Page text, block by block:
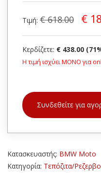
Τιμή: € 618.00 €
Κερδίζετε: € 438.00
Η τιμή ισχύει ΜΟΝΟ για
Συνδεθείτε για
Κατασκευαστής: BMW Moto
Κατηγορία: Τεπόζιτα/